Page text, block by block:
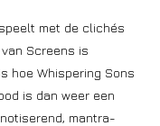
met de clichés
Screens is
hoe Whispering Sons
is dan weer een
mantra-